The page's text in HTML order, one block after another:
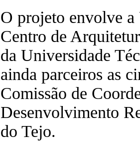
O projeto envolve
Centro de
da Universidade
ainda parceiros as
Comissão de
Desenvolvimento
do Tejo.